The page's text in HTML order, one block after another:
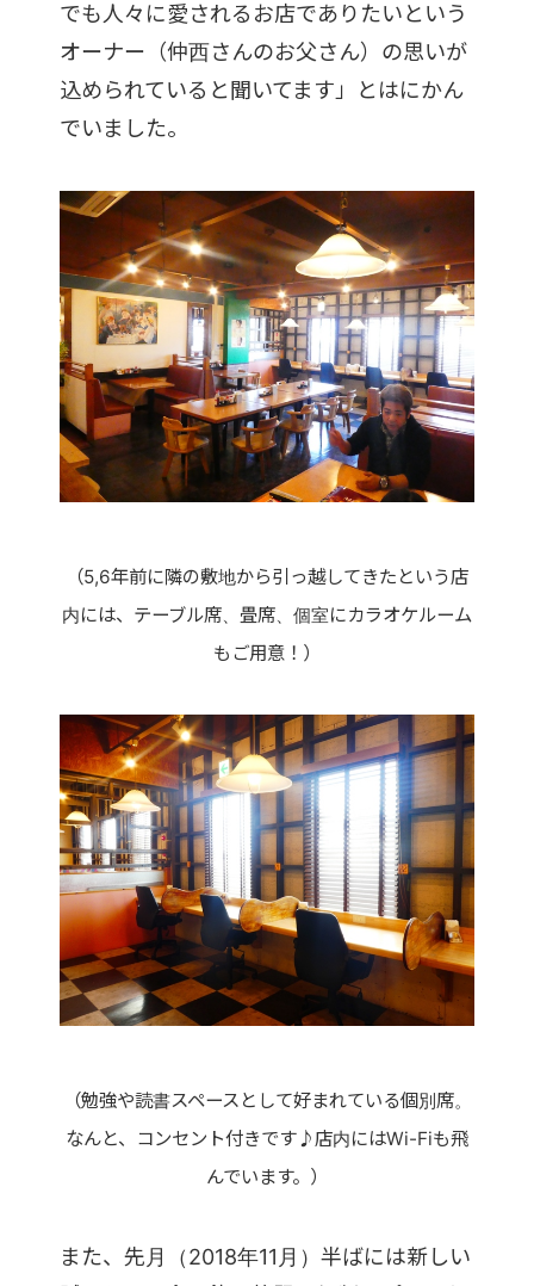
でも人々に愛されるお店でありたいという
オーナー（仲西さんのお父さん）の思いが
込められていると聞いてます」とはにかん
でいました。
（5,6年前に隣の敷地から引っ越してきたという店
内には、テーブル席、畳席、個室にカラオケルーム
もご用意！）
（勉強や読書スペースとして好まれている個別席。
なんと、コンセント付きです♪店内にはWi-Fiも飛
んでいます。）
また、先月（2018年11月）半ばには新しい